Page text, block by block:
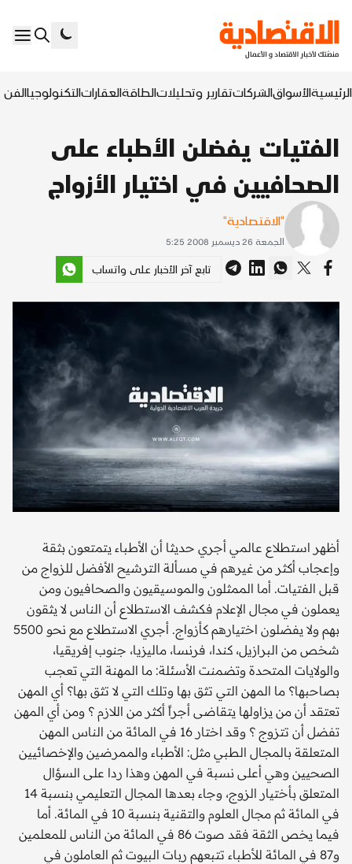
الرئيسيةالأسواقالشركاتتقارير وتحليلاتالطاقةالعقاراتالتكنولوجياالفن
الفتيات يفضلن الأطباء على
الصحافيين في اختيار الأزواج
"الاقتصادية"
الجمعة 26 ديسمبر 2008 5:25
تابع آخر الأخبار على واتساب
أظهر استطلاع عالمي أجري حديثا أن الأطباء يتمتعون بثقة
وإعجاب أكثر من غيرهم في مسألة الترشيح الأفضل للزواج من
قبل الفتيات. أما الممثلون والموسيقيون والصحافيون ومن
يعملون في مجال الإعلام فكشف الاستطلاع أن الناس لا يثقون
بهم ولا يفضلون اختيارهم كأزواج. أجري الاستطلاع مع نحو 5500
شخص من البرازيل، كندا، فرنسا، ماليزيا، جنوب إفريقيا،
والولايات المتحدة وتضمنت الأسئلة: ما المهنة التي تعجب
بصاحبها؟ ما المهن التي تثق بها وتلك التي لا تثق بها؟ أي المهن
تعتقد أن من يزاولها يتقاضى أجراً أكثر من اللازم ؟ ومن أي المهن
تفضل أن تتزوج ؟ وقد اختار 16 في المائة من الناس المهن
المتعلقة بالمجال الطبي مثل: الأطباء والممرضين والإخصائيين
الصحيين وهي أعلى نسبة في المهن وهذا ردا على السؤال
المتعلق بأختيار الزوج، وجاء بعدها المجال التعليمي بنسبة 14
في المائة ثم مجال العلوم والتقنية بنسبة 10 في المائة. أما
فيما يخص الثقة فقد صوت 86 في المائة من الناس للمعلمين
و87 في المائة للأطباء تتبعهم ربات البيوت ثم العاملون في